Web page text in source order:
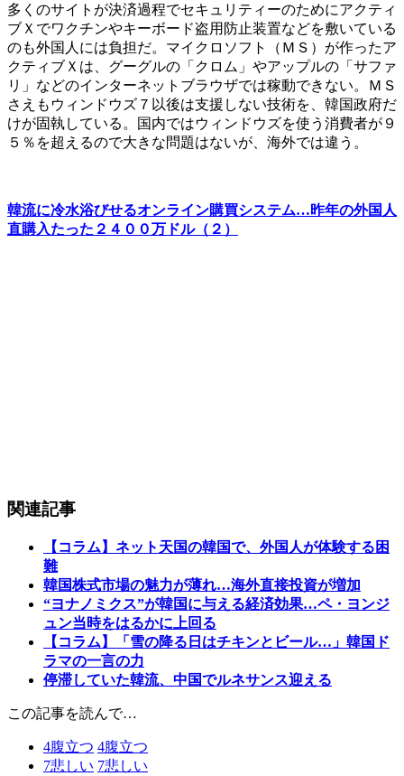
多くのサイトが決済過程でセキュリティーのためにアクティ
ブＸでワクチンやキーボード盗用防止装置などを敷いている
のも外国人には負担だ。マイクロソフト（ＭＳ）が作ったア
クティブＸは、グーグルの「クロム」やアップルの「サファ
リ」などのインターネットブラウザでは稼動できない。ＭＳ
さえもウィンドウズ７以後は支援しない技術を、韓国政府だ
けが固執している。国内ではウィンドウズを使う消費者が９
５％を超えるので大きな問題はないが、海外では違う。
韓流に冷水浴びせるオンライン購買システム…昨年の外国人
直購入たった２４００万ドル（２）
関連記事
【コラム】ネット天国の韓国で、外国人が体験する困
難
韓国株式市場の魅力が薄れ…海外直接投資が増加
“ヨナノミクス”が韓国に与える経済効果…ペ・ヨンジ
ュン当時をはるかに上回る
【コラム】「雪の降る日はチキンとビール…」韓国ド
ラマの一言の力
停滞していた韓流、中国でルネサンス迎える
この記事を読んで…
4腹立つ 4腹立つ
7悲しい 7悲しい